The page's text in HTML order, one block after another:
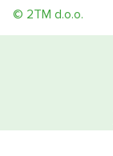
© 2TM d.o.o.